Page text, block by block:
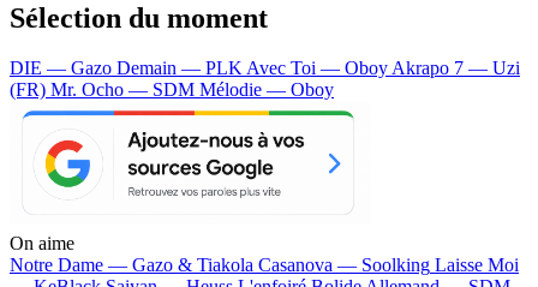
Sélection du moment
DIE — Gazo Demain — PLKAvec Toi — OboyAkrapo 7 — Uzi
(FR) Mr. Ocho — SDM Mélodie — Oboy
On aime
Notre Dame — Gazo & Tiakola Casanova — Soolking Laisse Moi